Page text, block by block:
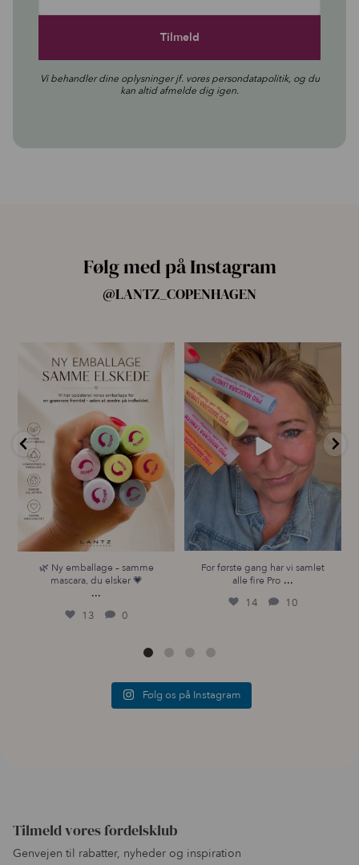
Vi behandler dine oplysninger jf. vorespersondatapolitik, og du
kan altid afmelde dig igen.
Følg med på Instagram
@LANTZ_COPENHAGEN
🌿 Ny emballage – samme
mascara, du elsker 💗
...
13
🌿 Ny emballage – samme
mascara, du elsker 💗
...
13 0
For første gang har vi samlet
alle fire Pro...
14 10
For første gang har vi samlet
alle fire Pro ...
14 10
Følg os på Instagram
Tilmeld vores fordelsklub
Genvejen til rabatter, nyheder og inspiration